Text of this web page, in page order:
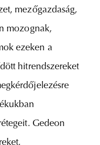
mezőgazdaság,
mozognak,
ezeken a
hitrendszereket
Gedeon